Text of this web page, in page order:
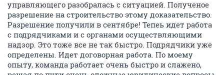
управляющего разобралась с ситуацией. Полученое
разрешение на строительство этому доказательство.
Разрешение получили в сентябре! Тепеь идет работа
с подрядчиками и с органами осуществляющими
надзор. Это тоже все не так быстро. Подрядчики уже
определены. Идет договорная работа. По моему
опыту, команда работает очень быстро и слажено,